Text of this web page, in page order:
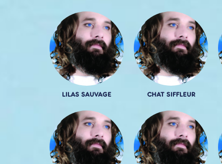
LILAS SAUVAGE CHAT SIFFLEUR